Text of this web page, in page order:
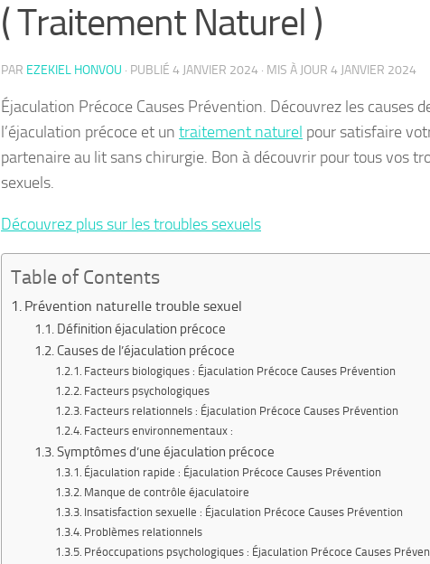
( Traitement Naturel )
PAR EZEKIEL HONVOU · PUBLIÉ 4 JANVIER 2024 · MIS À JOUR 4 JANVIER 2024
Éjaculation Précoce Causes Prévention. Découvrez les causes
l’éjaculation précoce et un traitement naturel pour satisfaire
partenaire au lit sans chirurgie. Bon à découvrir pour tous vos
sexuels.
Découvrez plus sur les troubles sexuels
Table of Contents
Prévention naturelle trouble sexuel
Définition éjaculation précoce
Causes de l’éjaculation précoce
Facteurs biologiques : Éjaculation Précoce Causes Prévention
Facteurs psychologiques
Facteurs relationnels : Éjaculation Précoce Causes Prévention
Facteurs environnementaux :
Symptômes d’une éjaculation précoce
Éjaculation rapide : Éjaculation Précoce Causes Prévention
Manque de contrôle éjaculatoire
Insatisfaction sexuelle : Éjaculation Précoce Causes Prévention
Problèmes relationnels
Préoccupations psychologiques : Éjaculation Précoce Causes